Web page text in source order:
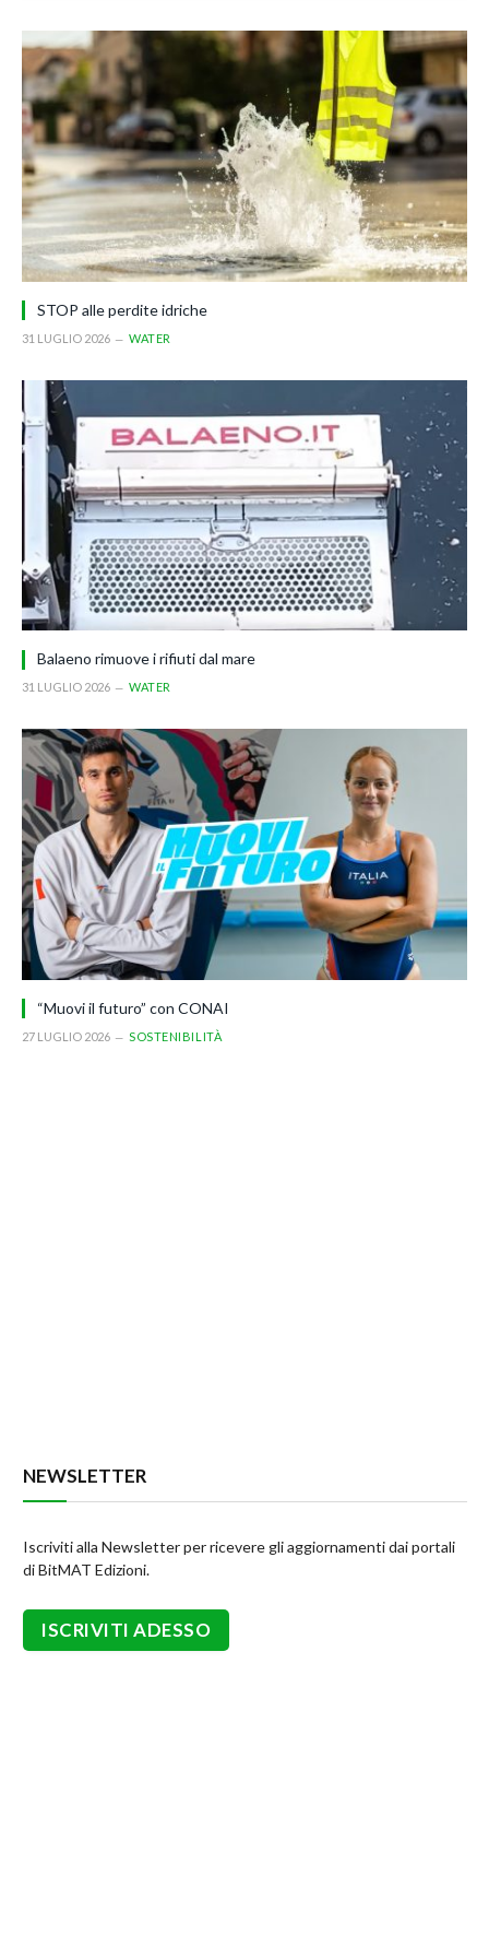
STOP alle perdite idriche
31 LUGLIO 2026 WATER
Balaeno rimuove i rifiuti dal mare
31 LUGLIO 2026 WATER
“Muovi il futuro” con CONAI
27 LUGLIO 2026 SOSTENIBILITÀ
NEWSLETTER
Iscriviti alla Newsletter per ricevere gli aggiornamenti dai portali
di BitMAT Edizioni.